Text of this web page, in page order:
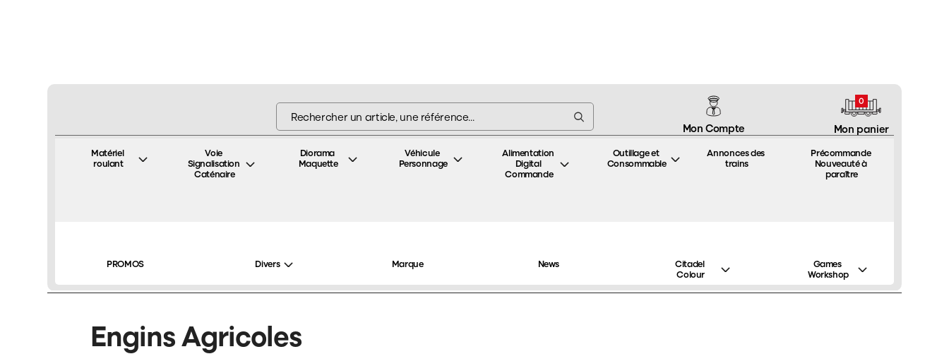
Mon Compte Mon panier
0
Matériel
roulant
Voie
Signalisation
Caténaire
Diorama
Maquette
Véhicule
Personnage
Alimentation
Digital
Commande
Outillage et
Consommable
Annonces des
trains
Précommande
Nouveauté à
paraître
PROMOS Divers Marque News
Citadel
Colour
Games
Workshop
Engins Agricoles
Engins Agricoles